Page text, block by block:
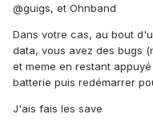
@guigs, et Ohnband
Dans votre cas, au bout
data, vous avez des bugs
et meme en restant
batterie puis redémarrer
J'ais fais les save